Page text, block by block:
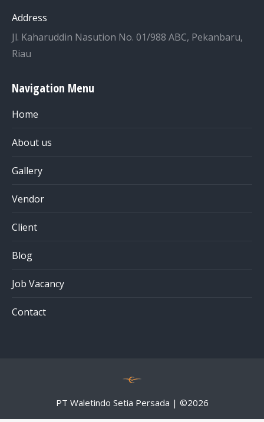
Address
Jl. Kaharuddin Nasution No. 01/988 ABC, Pekanbaru,
Riau
Navigation Menu
Home
About us
Gallery
Vendor
Client
Blog
Job Vacancy
Contact
PT Waletindo Setia Persada | ©2026